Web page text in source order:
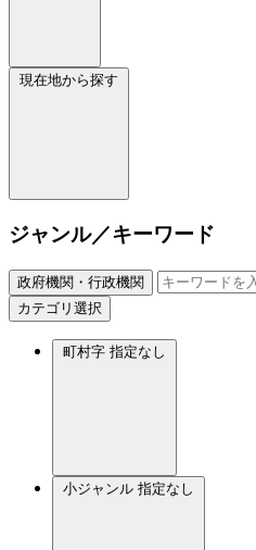
現在地から探す
ジャンル／キーワード
政府機関・行政機関
カテゴリ選択
町村字 指定なし
小ジャンル 指定なし